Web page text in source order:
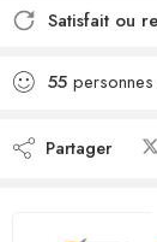
Satisfait ou
55
Partager